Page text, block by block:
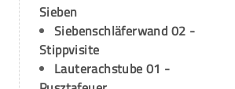
Sieben
Siebenschläferwand 02 -
Stippvisite
Lauterachstube 01 -